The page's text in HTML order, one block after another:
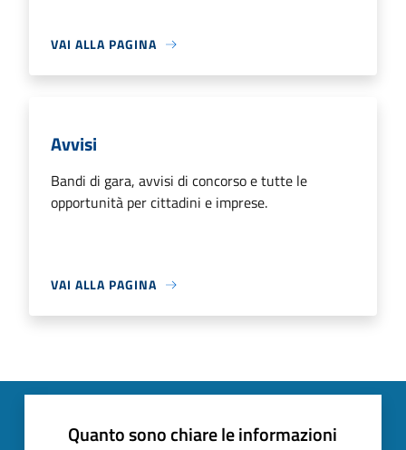
VAI ALLA PAGINA
Avvisi
Bandi di gara, avvisi di concorso e tutte le
opportunità per cittadini e imprese.
VAI ALLA PAGINA
Quanto sono chiare le informazioni